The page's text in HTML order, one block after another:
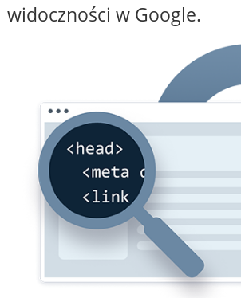
widoczności w Google.